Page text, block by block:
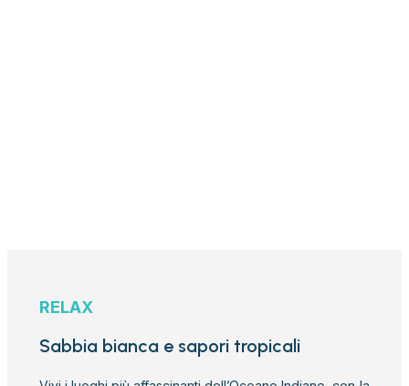
RELAX
Sabbia bianca e sapori tropicali